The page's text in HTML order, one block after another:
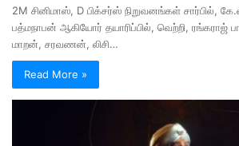
2M சினிமாஸ், D பிக்சர்ஸ் நிறுவனங்கள் சார்பில்,
பத்மநாபன் ஆகியோர் தயாரிப்பில், வெற்றி, ரங்கராஜ்
மாறன், சரவணன், லிசி…
Read More »